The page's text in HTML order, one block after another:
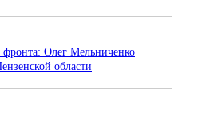
Олег Мельниченко
области